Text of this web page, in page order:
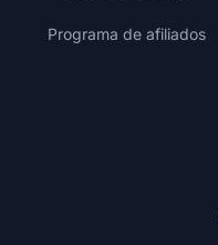
Programa de afiliados